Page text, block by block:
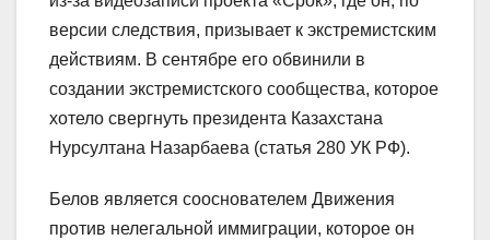
версии следствия, призывает к экстремистским
действиям. В сентябре его обвинили в
создании экстремистского сообщества, которое
хотело свергнуть президента Казахстана
Нурсултана Назарбаева (статья 280 УК РФ).
Белов является сооснователем Движения
против нелегальной иммиграции, которое он